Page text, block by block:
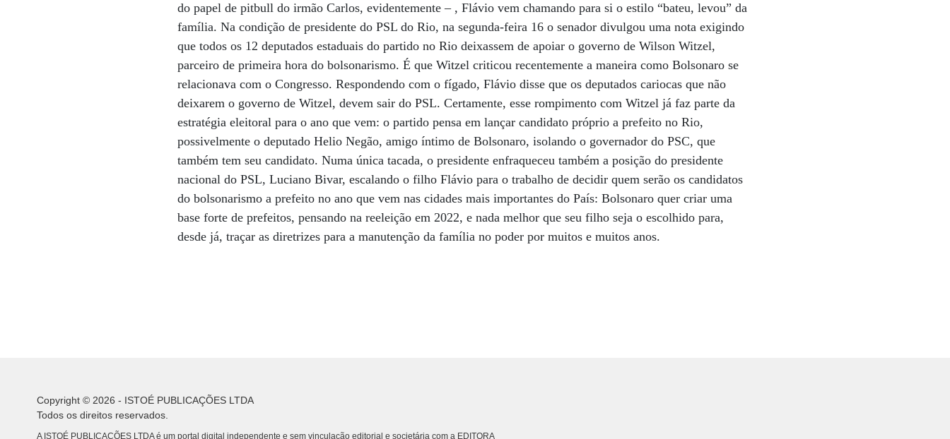
do papel de pitbull do irmão Carlos, evidentemente – , Flávio vem chamando para si o estilo “bateu, levou” da
família. Na condição de presidente do PSL do Rio, na segunda-feira 16 o senador divulgou uma nota exigindo
que todos os 12 deputados estaduais do partido no Rio deixassem de apoiar o governo de Wilson Witzel,
parceiro de primeira hora do bolsonarismo. É que Witzel criticou recentemente a maneira como Bolsonaro se
relacionava com o Congresso. Respondendo com o fígado, Flávio disse que os deputados cariocas que não
deixarem o governo de Witzel, devem sair do PSL. Certamente, esse rompimento com Witzel já faz parte da
estratégia eleitoral para o ano que vem: o partido pensa em lançar candidato próprio a prefeito no Rio,
possivelmente o deputado Helio Negão, amigo íntimo de Bolsonaro, isolando o governador do PSC, que
também tem seu candidato. Numa única tacada, o presidente enfraqueceu também a posição do presidente
nacional do PSL, Luciano Bivar, escalando o filho Flávio para o trabalho de decidir quem serão os candidatos
do bolsonarismo a prefeito no ano que vem nas cidades mais importantes do País: Bolsonaro quer criar uma
base forte de prefeitos, pensando na reeleição em 2022, e nada melhor que seu filho seja o escolhido para,
desde já, traçar as diretrizes para a manutenção da família no poder por muitos e muitos anos.
Copyright © 2026 - ISTOÉ PUBLICAÇÕES LTDA
Todos os direitos reservados.
A ISTOÉ PUBLICAÇÕES LTDA é um portal digital independente e sem vinculação editorial e societária com a EDITORA